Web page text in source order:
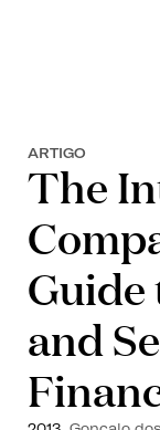
ARTIGO
The
and